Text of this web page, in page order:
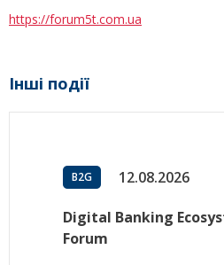
https://forum5t.com.ua
Інші події
B2G 12.08.2026
Digital Banking
Forum